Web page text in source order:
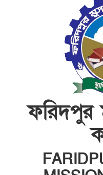
ফরিদপুর